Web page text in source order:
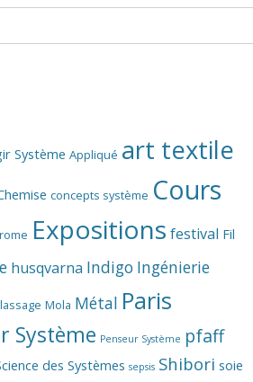
Système Appliqué art textile
concepts système Cours
Expositions festival Fil
husqvarna Indigo Ingénierie
Mola Métal Paris
Système Penseur Système pfaff
des Systèmes sepsis Shibori soie